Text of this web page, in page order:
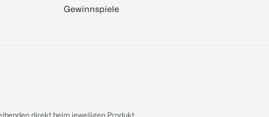
Gewinnspiele
direkt beim jeweiligen Produkt.